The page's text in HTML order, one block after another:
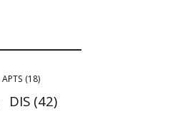
APTS (18)
DIS (42)